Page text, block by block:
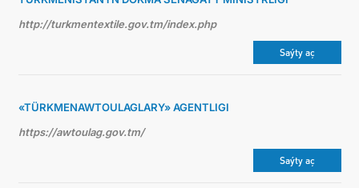
http://turkmentextile.gov.tm/index.php
Saýty aç
«TÜRKMENAWTOULAGLARY» AGENTLIGI
https://awtoulag.gov.tm/
Saýty aç